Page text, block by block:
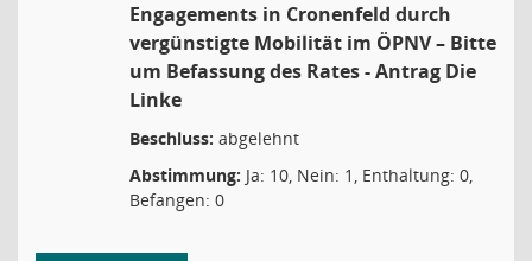
Engagements in Cronenfeld durch
vergünstigte Mobilität im ÖPNV – Bitte
um Befassung des Rates - Antrag Die
Linke
Beschluss: abgelehnt
Abstimmung: Ja: 10, Nein: 1, Enthaltung: 0,
Befangen: 0